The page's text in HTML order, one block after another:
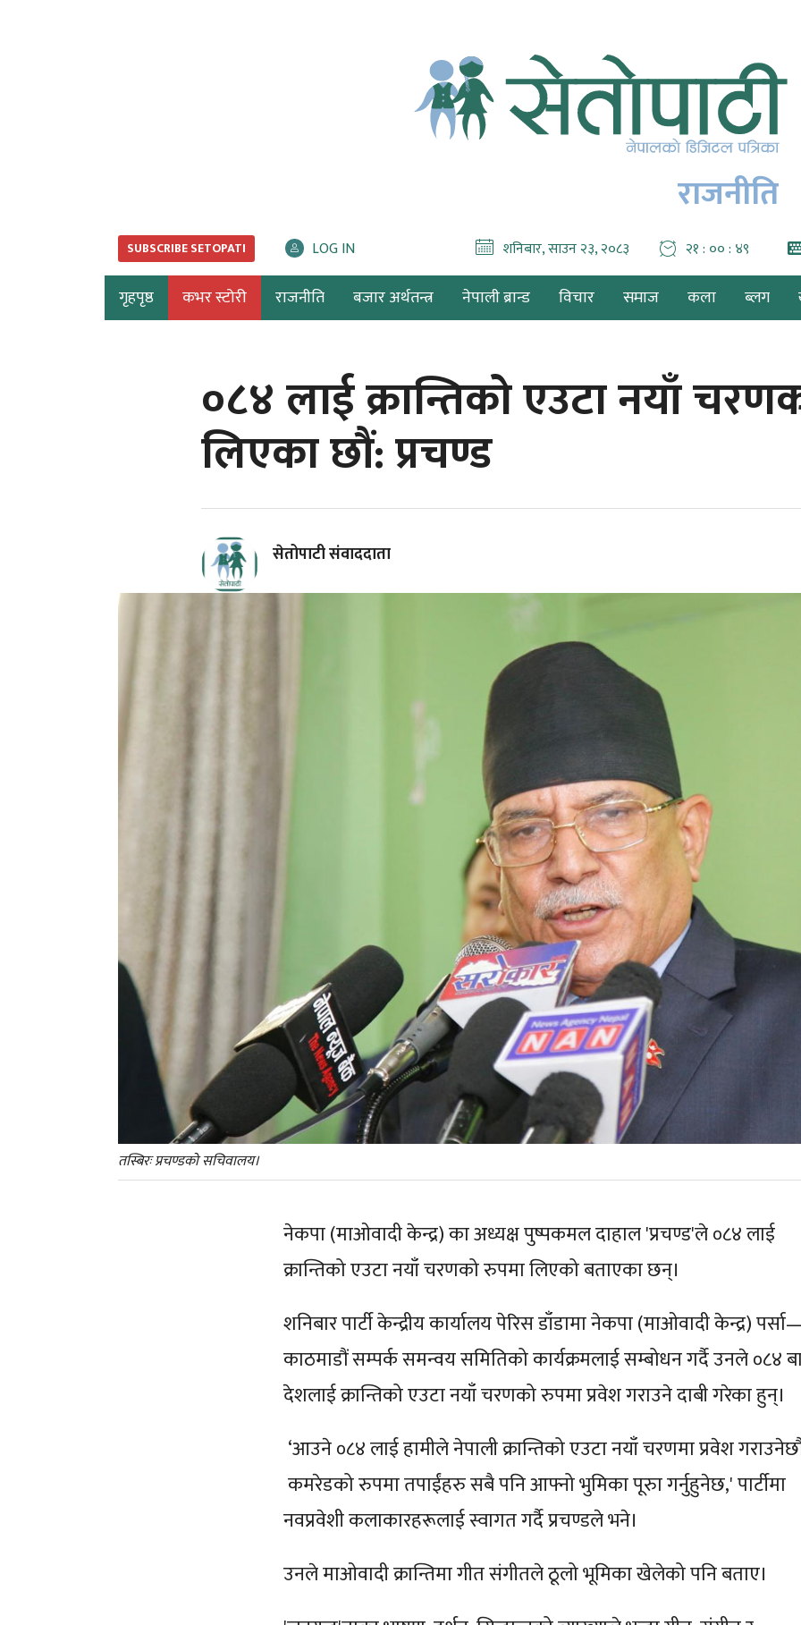
राजनीति
SUBSCRIBE SETOPATI LOG IN शनिबार, साउन २३, २०८३ २१ : ०० : ५१
गृहपृष्ठ कभर स्टोरी राजनीति बजार अर्थतन्त्र नेपाली ब्रान्ड विचार समाज कला ब्लग
०८४ लाई क्रान्तिको एउटा नयाँ
लिएका छौं: प्रचण्ड
सेतोपाटी संवाददाता
तस्बिरः प्रचण्डको सचिवालय।
नेकपा (माओवादी केन्द्र) का अध्यक्ष पुष्पकमल दाहाल 'प्रचण्ड'ले ०८४ लाई
क्रान्तिको एउटा नयाँ चरणको रुपमा लिएको बताएका छन्।
शनिबार पार्टी केन्द्रीय कार्यालय पेरिस डाँडामा नेकपा (माओवादी केन्द्र)
काठमाडौं सम्पर्क समन्वय समितिको कार्यक्रमलाई सम्बोधन गर्दै उनले ०८४
देशलाई क्रान्तिको एउटा नयाँ चरणको रुपमा प्रवेश गराउने दाबी गरेका हुन्।
‘आउने ०८४ लाई हामीले नेपाली क्रान्तिको एउटा नयाँ चरणमा प्रवेश
कमरेडको रुपमा तपाईंहरु सबै पनि आफ्नो भुमिका पूरुा गर्नुहुनेछ,' पार्टीमा
नवप्रवेशी कलाकारहरूलाई स्वागत गर्दै प्रचण्डले भने।
उनले माओवादी क्रान्तिमा गीत संगीतले ठूलो भूमिका खेलेको पनि बताए।